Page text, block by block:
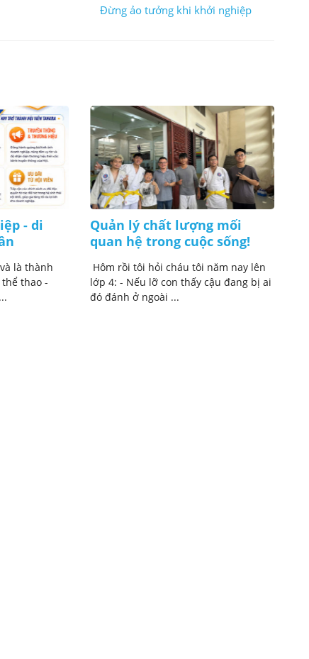
Đừng ảo tưởng khi khởi nghiệp
- di
là thành
thao -
Quản lý chất lượng mối
quan hệ trong cuộc sống!
Hôm rồi tôi hỏi cháu tôi năm nay lên
lớp 4: - Nếu lỡ con thấy cậu đang bị ai
đó đánh ở ngoài ...